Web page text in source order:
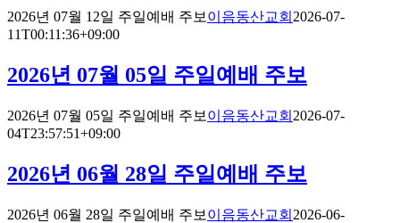
2026년 07월 12일 주일예배 주보 이음동산교회 2026-07-
11T00:11:36+09:00
2026년 07월 05일 주일예배 주보
2026년 07월 05일 주일예배 주보 이음동산교회 2026-07-
04T23:57:51+09:00
2026년 06월 28일 주일예배 주보
2026년 06월 28일 주일예배 주보 이음동산교회 2026-06-